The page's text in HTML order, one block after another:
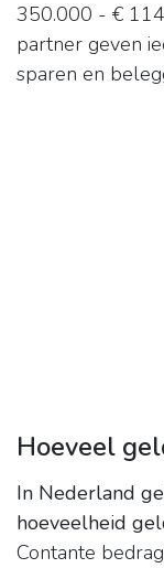
350.000 - €
partner geven
sparen en
Hoeveel
In Nederland
hoeveelheid
Contante